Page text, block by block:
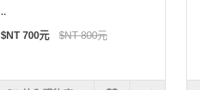
..
$NT 700元 $NT 800元